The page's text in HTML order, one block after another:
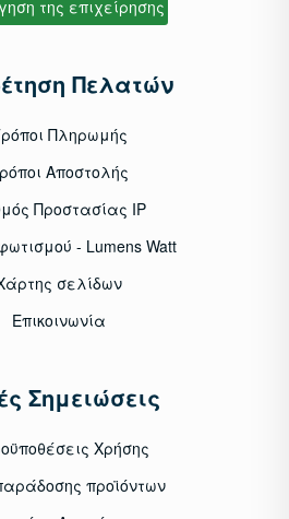
της επιχείρησης
Πελατών
Πληρωμής
Αποστολής
Προστασίας IP
- Lumens Watt
σελίδων
Επικοινωνία
Σημειώσεις
Χρήσης
προϊόντων